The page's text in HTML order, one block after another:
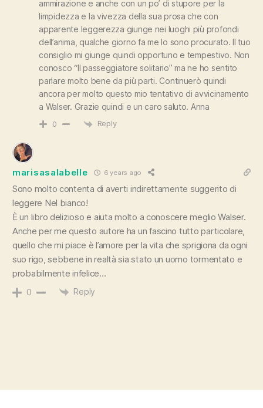
ammirazione e anche con un po’ di stupore per la
limpidezza e la vivezza della sua prosa che con
apparente leggerezza giunge nei luoghi più profondi
dell’anima, qualche giorno fa me lo sono procurato. Il tuo
consiglio mi giunge quindi opportuno e tempestivo. Non
conosco “Il passeggiatore solitario” ma ne ho sentito
parlare molto bene da più parti. Continuerò quindi
ancora per molto questo mio tentativo di avvicinamento
a Walser. Grazie quindi e un caro saluto. Anna
0 Reply
marisasalabelle 6 years ago
Sono molto contenta di averti indirettamente suggerito di
leggere Nel bianco!
È un libro delizioso e aiuta molto a conoscere meglio Walser.
Anche per me questo autore ha un fascino tutto particolare,
quello che mi piace è l’amore per la vita che sprigiona da ogni
suo rigo, sebbene in realtà sia stato un uomo tormentato e
probabilmente infelice…
0 Reply